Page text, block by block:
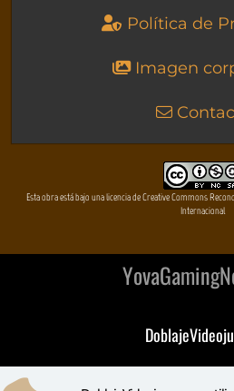
Política de
Imagen
Esta obra está bajo una licencia de Creative Commons
Internacional
DeVuego